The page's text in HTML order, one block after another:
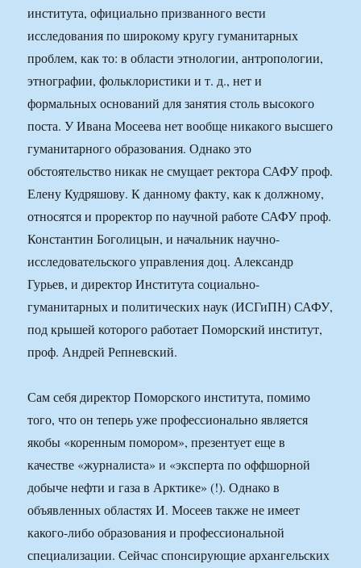
института, официально призванного вести
исследования по широкому кругу гуманитарных
проблем, как то: в области этнологии, антропологии,
этнографии, фольклористики и т. д., нет и
формальных оснований для занятия столь высокого
поста. У Ивана Мосеева нет вообще никакого высшего
гуманитарного образования. Однако это
обстоятельство никак не смущает ректора САФУ проф.
Елену Кудряшову. К данному факту, как к должному,
относятся и проректор по научной работе САФУ проф.
Константин Боголицын, и начальник научно-
исследовательского управления доц. Александр
Гурьев, и директор Института социально-
гуманитарных и политических наук (ИСГиПН) САФУ,
под крышей которого работает Поморский институт,
проф. Андрей Репневский.
Сам себя директор Поморского института, помимо
того, что он теперь уже профессионально является
якобы «коренным помором», презентует еще в
качестве «журналиста» и «эксперта по оффшорной
добыче нефти и газа в Арктике» (!). Однако в
объявленных областях И. Мосеев также не имеет
какого-либо образования и профессиональной
специализации. Сейчас спонсирующие архангельских